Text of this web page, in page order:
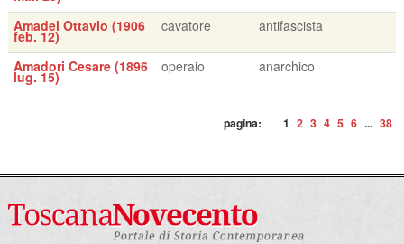
Amadei Ottavio (1906
feb. 12)
cavatore antifascista
Amadori Cesare (1896
lug. 15)
operaio anarchico
pagina: 1 2 3 4 5 6 ... 38